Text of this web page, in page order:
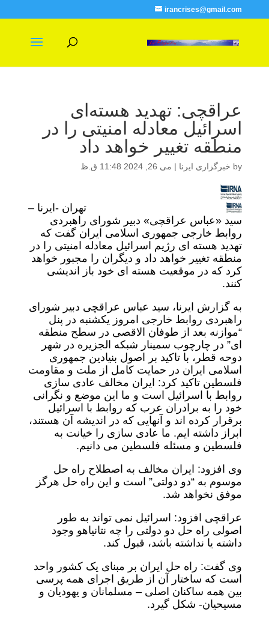
irancrises@gmail.com
عراقچی: تهدید هسته‌ای
اسرائیل معادله امنیتی را در
منطقه تغییر خواهد داد
by خبرگزاری ایرنا | می 26, 2024 11:48 ق.ظ
تهران -ایرنا –
سید «عباس عراقچی» دبیر شورای راهبردی
روابط خارجی جمهوری اسلامی ایران گفت که
تهدید هسته ای رژیم اسرائیل معادله امنیتی را در
منطقه تغییر خواهد داد و دیگران را مجبور خواهد
کرد که در موقعیت هسته ای خود باز اندیشی
کنند.
به گزارش ایرنا، سید عباس عراقچی دبیر شورای
راهبردی روابط خارجی امروز یکشنبه در پنل
“موازنه بعد از طوفان الاقصی در سطح منطقه
ای” در چارچوب سمینار شبکه الجزیره در شهر
دوحه قطر، با تاکید بر اصول بنیادین جمهوری
اسلامی ایران در حمایت کامل از ملت و مقاومت
فلسطین تاکید کرد: ایران مخالف عادی سازی
روابط با اسرائیل است و ما این موضع و نگرانی
خود را به برادران عرب که روابط با اسرائیل
برقرار کرده اند و آنهایی که در اندیشه آن هستند،
ابراز داشته ایم. ما عادی سازی را خیانت به
فلسطین و مسئله فلسطین می دانیم.
وی افزود: ایران مخالف به اصطلاح راه حل
موسوم به “دو دولتی” است و این راه حل هرگز
موفق نخواهد شد.
عراقچی افزود: اسرائیل نمی تواند به طور
اصولی راه حل دو دولتی را چه نتانیاهو وجود
داشته یا نداشته باشد، قبول کند.
وی گفت: راه حل ایران بر مبنای یک کشور واحد
است که ساختار آن از طریق اجرای همه پرسی
بین همه ساکنان اصلی – مسلمانان و یهودیان و
مسیحیان- شکل گیرد.